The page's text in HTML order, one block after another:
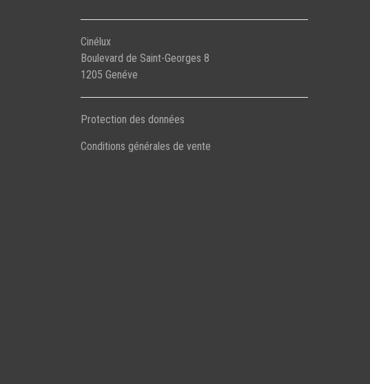
Cinélux
Boulevard de Saint-Georges 8
1205 Genéve
Protection des données
Conditions générales de vente